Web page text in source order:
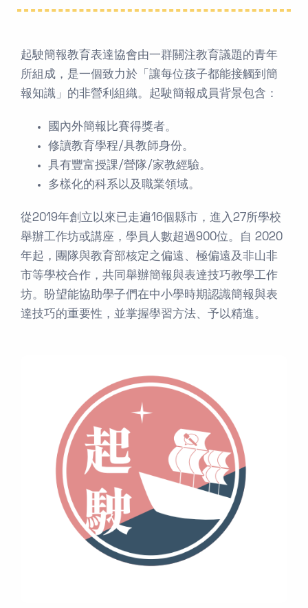
起駛簡報教育表達協會由一群關注教育議題的青年
所組成，是一個致力於「讓每位孩子都能接觸到簡
報知識」的非營利組織。起駛簡報成員背景包含：
國內外簡報⽐賽得獎者。
修讀教育學程∕具教師⾝份。
具有豐富授課∕營隊∕家教經驗。
多樣化的科系以及職業領域。
從2019年創立以來已走遍16個縣市，進入27所學校
舉辦工作坊或講座，學員人數超過900位。⾃ 2020
年起，團隊與教育部核定之偏遠、極偏遠及⾮⼭⾮
市等學校合作，共同舉辦簡報與表達技巧教學⼯作
坊。盼望能協助學⼦們在中⼩學時期認識簡報與表
達技巧的重要性，並掌握學習⽅法、予以精進。